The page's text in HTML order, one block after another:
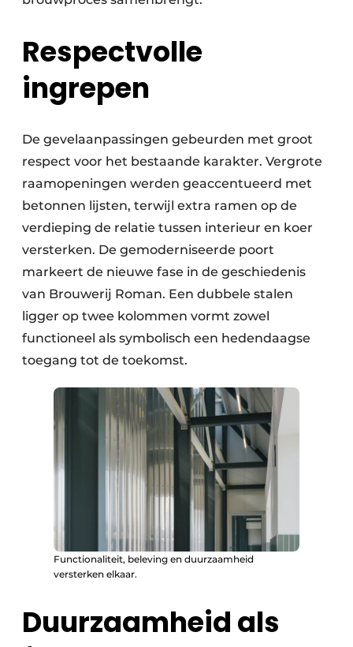
Respectvolle
ingrepen
De gevelaanpassingen gebeurden met groot
respect voor het bestaande karakter. Vergrote
raamopeningen werden geaccentueerd met
betonnen lijsten, terwijl extra ramen op de
verdieping de relatie tussen interieur en koer
versterken. De gemoderniseerde poort
markeert de nieuwe fase in de geschiedenis
van Brouwerij Roman. Een dubbele stalen
ligger op twee kolommen vormt zowel
functioneel als symbolisch een hedendaagse
toegang tot de toekomst.
Functionaliteit, beleving en duurzaamheid
versterken elkaar.
Duurzaamheid als